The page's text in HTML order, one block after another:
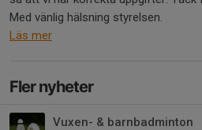
Med vänlig hälsning styrelsen.
Läs mer
Fler nyheter
Vuxen- & barnbadminton